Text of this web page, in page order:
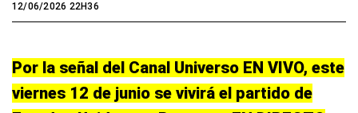
12/06/2026 22H36
Por la señal del Canal Universo EN VIVO, este
viernes 12 de junio se vivirá el partido de